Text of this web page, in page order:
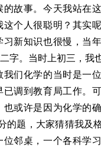
故事。今天我站在
这个人很聪明？其实
习新知识也很慢，当
字。当时上初三，我
们化学的当时是一
已调到教育局工作。
也或许是因为化学的
的题，大家猜猜我及
位邻桌，一个各科学